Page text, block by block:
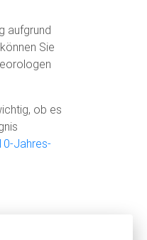
aufgrund
Sie
ob es
Jahres-